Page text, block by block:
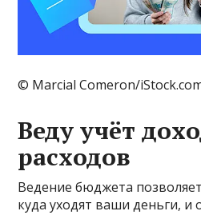
© Marcial Comeron/
Веду учёт
расходов
Ведение бюджета
куда уходят ваши деньги, и